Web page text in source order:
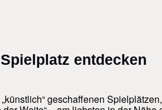
entdecken
geschaffenen